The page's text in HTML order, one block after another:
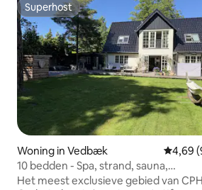
Superhost
Superhost
Woning in Vedbæk
4,69
10 bedden - Spa, strand, sauna,
fitnessruimte, schuilplaats - luxe
Het meest exclusieve gebied van